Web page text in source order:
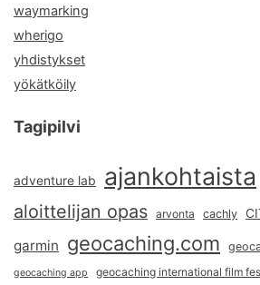
waymarking
wherigo
yhdistykset
yökätköily
Tagipilvi
adventure lab ajankohtaista
aloittelijan opas arvonta cachly
garmin geocaching.com
geocaching app geocaching international film